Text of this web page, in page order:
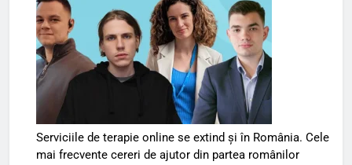
Serviciile de terapie online se extind și în România. Cele
mai frecvente cereri de ajutor din partea românilor